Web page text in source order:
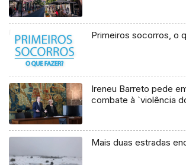
Primeiros socorros, o
Ireneu Barreto pede
combate à `violência
Mais duas estradas